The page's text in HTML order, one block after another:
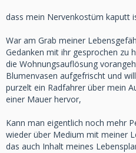
dass mein Nervenkostüm kaputt
War am Grab meiner
Gedanken mit ihr gesprochen zu
die Wohnungsauflösung
Blumenvasen aufgefrischt und
purzelt ein Radfahrer über mein
einer Mauer hervor,
Kann man eigentlich noch mehr
wieder über Medium mit meiner
das auch Inhalt meines